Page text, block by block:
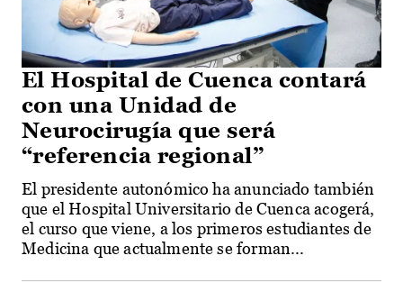
El Hospital de Cuenca contará
con una Unidad de
Neurocirugía que será
“referencia regional”
El presidente autonómico ha anunciado también
que el Hospital Universitario de Cuenca acogerá,
el curso que viene, a los primeros estudiantes de
Medicina que actualmente se forman...